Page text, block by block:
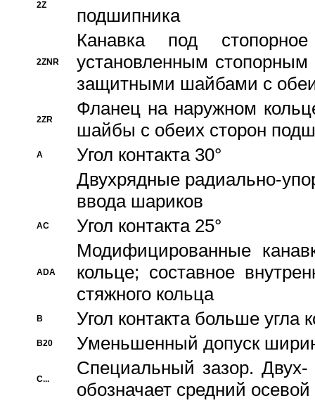
2Z
подшипника
2ZNR
Канавка под
установленным
защитными шайбами с
2ZR
Фланец на наружном
шайбы с обеих сторон
A
Угол контакта 30°
Двухрядные радиально-
ввода шариков
AC Угол контакта 25°
ADA
Модифицированные
кольце; составное
стяжного кольца
B Угол контакта больше угла
B20 Уменьшенный допуск
C...
Специальный зазор.
обозначает средний